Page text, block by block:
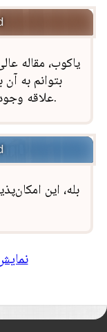
یاکوب، مقاله
بتوانم به آن
علاقه وجود دارد؟ از کار الهام‌بخش شما متشکرم.
بله، این